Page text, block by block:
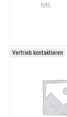
Vertrieb kontaktieren